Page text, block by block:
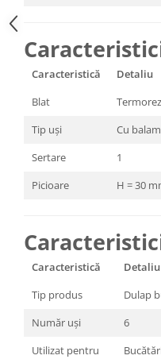
Caracteristică
Detaliu
Blat
Tip uși
Cu
Sertare
1
Picioare
H = 30
Caracteristică
Detaliu
Tip produs
Dulap
Număr uși
6
Utilizat pentru